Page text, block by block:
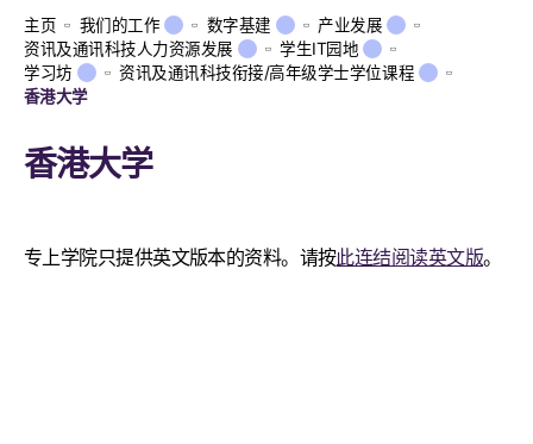
主页 我们的工作 数字基建
产业发展
资讯及通讯科技人力资源发展
学生IT园地
学习坊
资讯及通讯科技衔接/高年级学士学位课程
香港大学
香港大学
专上学院只提供英文版本的资料。请按此连结阅读英文版。